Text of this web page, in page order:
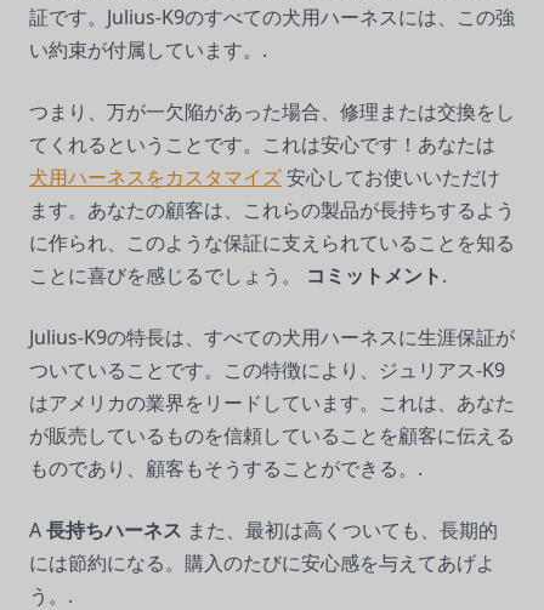
証です。Julius-K9のすべての犬用ハーネスには、この強
い約束が付属しています。.
つまり、万が一欠陥があった場合、修理または交換をし
てくれるということです。これは安心です！あなたは
犬用ハーネスをカスタマイズ安心してお使いいただけ
ます。あなたの顧客は、これらの製品が長持ちするよう
に作られ、このような保証に支えられていることを知る
ことに喜びを感じるでしょう。 コミットメント.
Julius-K9の特長は、すべての犬用ハーネスに生涯保証が
ついていることです。この特徴により、ジュリアス-K9
はアメリカの業界をリードしています。これは、あなた
が販売しているものを信頼していることを顧客に伝える
ものであり、顧客もそうすることができる。.
A長持ちハーネス また、最初は高くついても、長期的
には節約になる。購入のたびに安心感を与えてあげよ
う。.